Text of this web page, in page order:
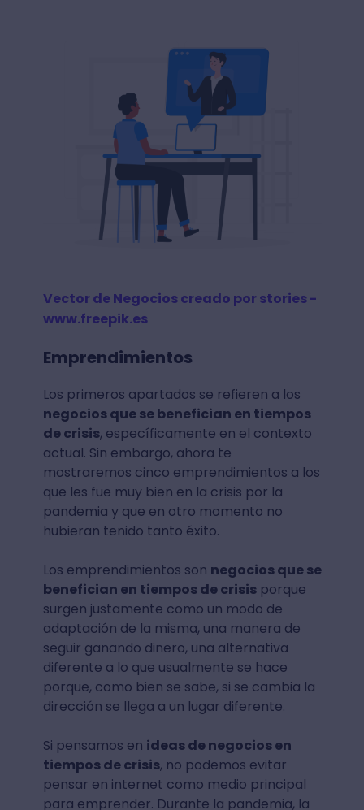
Vector de Negocios creado por stories -
www.freepik.es
Emprendimientos
Los primeros apartados se refieren a los
negocios que se benefician en tiempos
de crisis, específicamente en el contexto
actual. Sin embargo, ahora te
mostraremos cinco emprendimientos a los
que les fue muy bien en la crisis por la
pandemia y que en otro momento no
hubieran tenido tanto éxito.
Los emprendimientos son negocios que se
benefician en tiempos de crisisporque
surgen justamente como un modo de
adaptación de la misma, una manera de
seguir ganando dinero, una alternativa
diferente a lo que usualmente se hace
porque, como bien se sabe, si se cambia la
dirección se llega a un lugar diferente.
Si pensamos en ideas de negocios en
tiempos de crisis, no podemos evitar
pensar en internet como medio principal
para emprender. Durante la pandemia, la